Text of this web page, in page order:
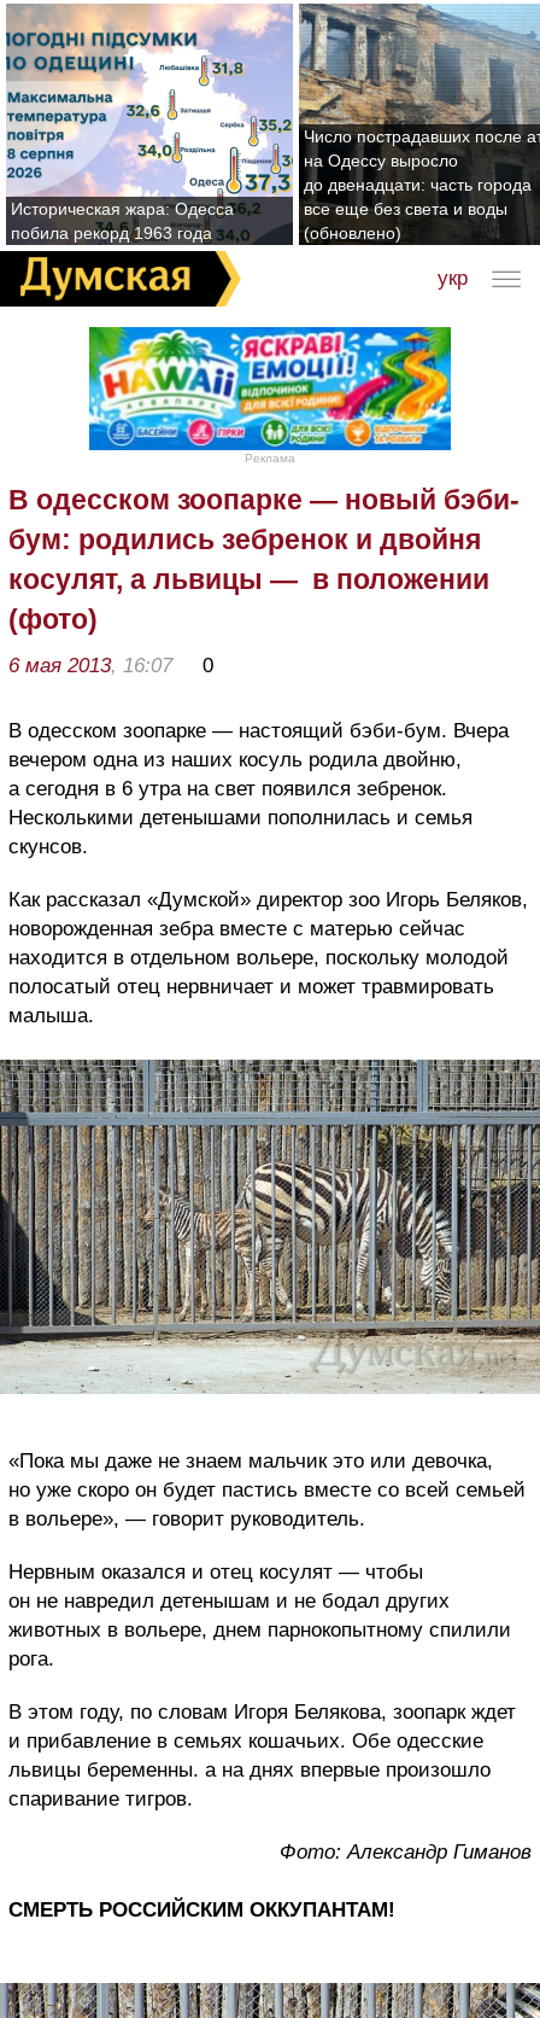
Историческая жара: Одесса
побила рекорд 1963 года
Число пострадавших после
на Одессу выросло
до двенадцати: часть города
все еще без света и воды
(обновлено)
укр
Реклама
В одесском зоопарке — новый бэби-
бум: родились зебренок и двойня
косулят, а львицы — в положении
(фото)
6 мая 2013, 16:07 0
В одесском зоопарке — настоящий бэби-бум. Вчера
вечером одна из наших косуль родила двойню,
а сегодня в 6 утра на свет появился зебренок.
Несколькими детенышами пополнилась и семья
скунсов.
Как рассказал «Думской» директор зоо Игорь Беляков,
новорожденная зебра вместе с матерью сейчас
находится в отдельном вольере, поскольку молодой
полосатый отец нервничает и может травмировать
малыша.
«Пока мы даже не знаем мальчик это или девочка,
но уже скоро он будет пастись вместе со всей семьей
в вольере», — говорит руководитель.
Нервным оказался и отец косулят — чтобы
он не навредил детенышам и не бодал других
животных в вольере, днем парнокопытному спилили
рога.
В этом году, по словам Игоря Белякова, зоопарк ждет
и прибавление в семьях кошачьих. Обе одесские
львицы беременны. а на днях впервые произошло
спаривание тигров.
Фото: Александр Гиманов
СМЕРТЬ РОССИЙСКИМ ОККУПАНТАМ!